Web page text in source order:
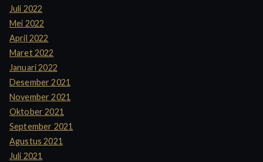
Juli 2022
Mei 2022
April 2022
Maret 2022
Januari 2022
Desember 2021
November 2021
Oktober 2021
September 2021
Agustus 2021
Juli 2021